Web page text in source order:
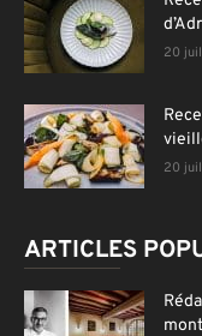
20
20
ARTICLES